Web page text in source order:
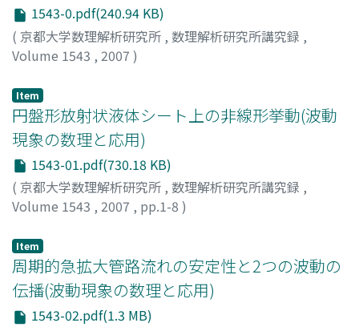
1543-0.pdf(240.94 KB)
( 京都大学数理解析研究所 , 数理解析研究所講究録 ,
Volume 1543 , 2007 )
Item
円盤形放射状液体シート上の非線形挙動(波動
現象の数理と応用)
1543-01.pdf(730.18 KB)
( 京都大学数理解析研究所 , 数理解析研究所講究録 ,
Volume 1543 , 2007 , pp.1-8 )
Mitsuaki
Item
周期的急拡大管路流れの安定性と2つの波動の
伝播(波動現象の数理と応用)
1543-02.pdf(1.3 MB)